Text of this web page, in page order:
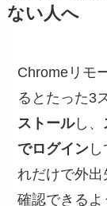
ない人へ
Chromeリモ
るとたった3
ストールし、
でログイン し
れだけで外
確認できるよ